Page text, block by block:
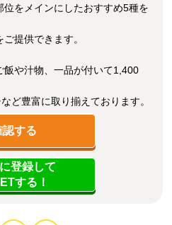
をメインにしたおすすめ5種を
提供できます。
飯や汁物、一品が付いて1,400
ど豊富に取り揃えております。
認する
登録して
する！